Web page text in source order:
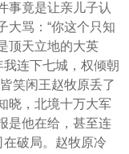
事竟是让亲儿子认
大骂：“你这个只知
顶天立地的大英
我连下七城，权倾朝
笑闲王赵牧原丢了
晓，北境十万大军
是他在给，甚至连
在破局。赵牧原冷